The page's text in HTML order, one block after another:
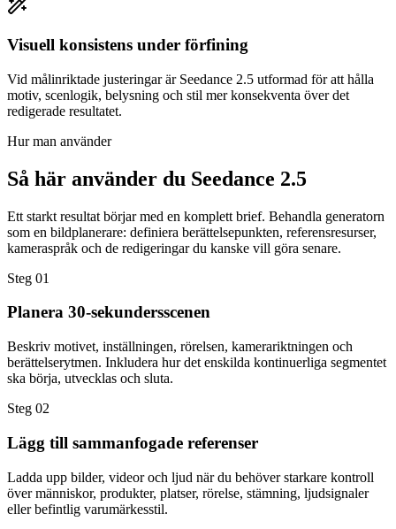
Visuell konsistens under förfining
Vid målinriktade justeringar är Seedance 2.5 utformad för att hålla
motiv, scenlogik, belysning och stil mer konsekventa över det
redigerade resultatet.
Hur man använder
Så här använder du Seedance 2.5
Ett starkt resultat börjar med en komplett brief. Behandla generatorn
som en bildplanerare: definiera berättelsepunkten, referensresurser,
kameraspråk och de redigeringar du kanske vill göra senare.
Steg 01
Planera 30-sekundersscenen
Beskriv motivet, inställningen, rörelsen, kamerariktningen och
berättelserytmen. Inkludera hur det enskilda kontinuerliga segmentet
ska börja, utvecklas och sluta.
Steg 02
Lägg till sammanfogade referenser
Ladda upp bilder, videor och ljud när du behöver starkare kontroll
över människor, produkter, platser, rörelse, stämning, ljudsignaler
eller befintlig varumärkesstil.